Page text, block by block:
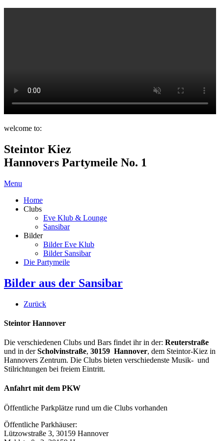
welcome to:
Steintor Kiez
Hannovers Partymeile No. 1
Menu
Home
Clubs
Eve Klub & Lounge
Sansibar
Bilder
Bilder Eve Klub
Bilder Sansibar
Die Partymeile
Bilder aus der Sansibar
Zurück
Steintor Hannover
Die verschiedenen Clubs und Bars findet ihr in der: Reuterstraße
und in derScholvinstraße, 30159 Hannover, dem Steintor-Kiez in
Hannovers Zentrum. Die Clubs bieten verschiedenste Musik- und
Stilrichtungen bei freiem Eintritt.
Anfahrt mit dem PKW
Öffentliche Parkplätze rund um die Clubs vorhanden
Öffentliche Parkhäuser:
Lützowstraße 3, 30159 Hannover